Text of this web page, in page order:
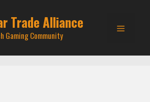
Trade Alliance
Gaming Community
Menu